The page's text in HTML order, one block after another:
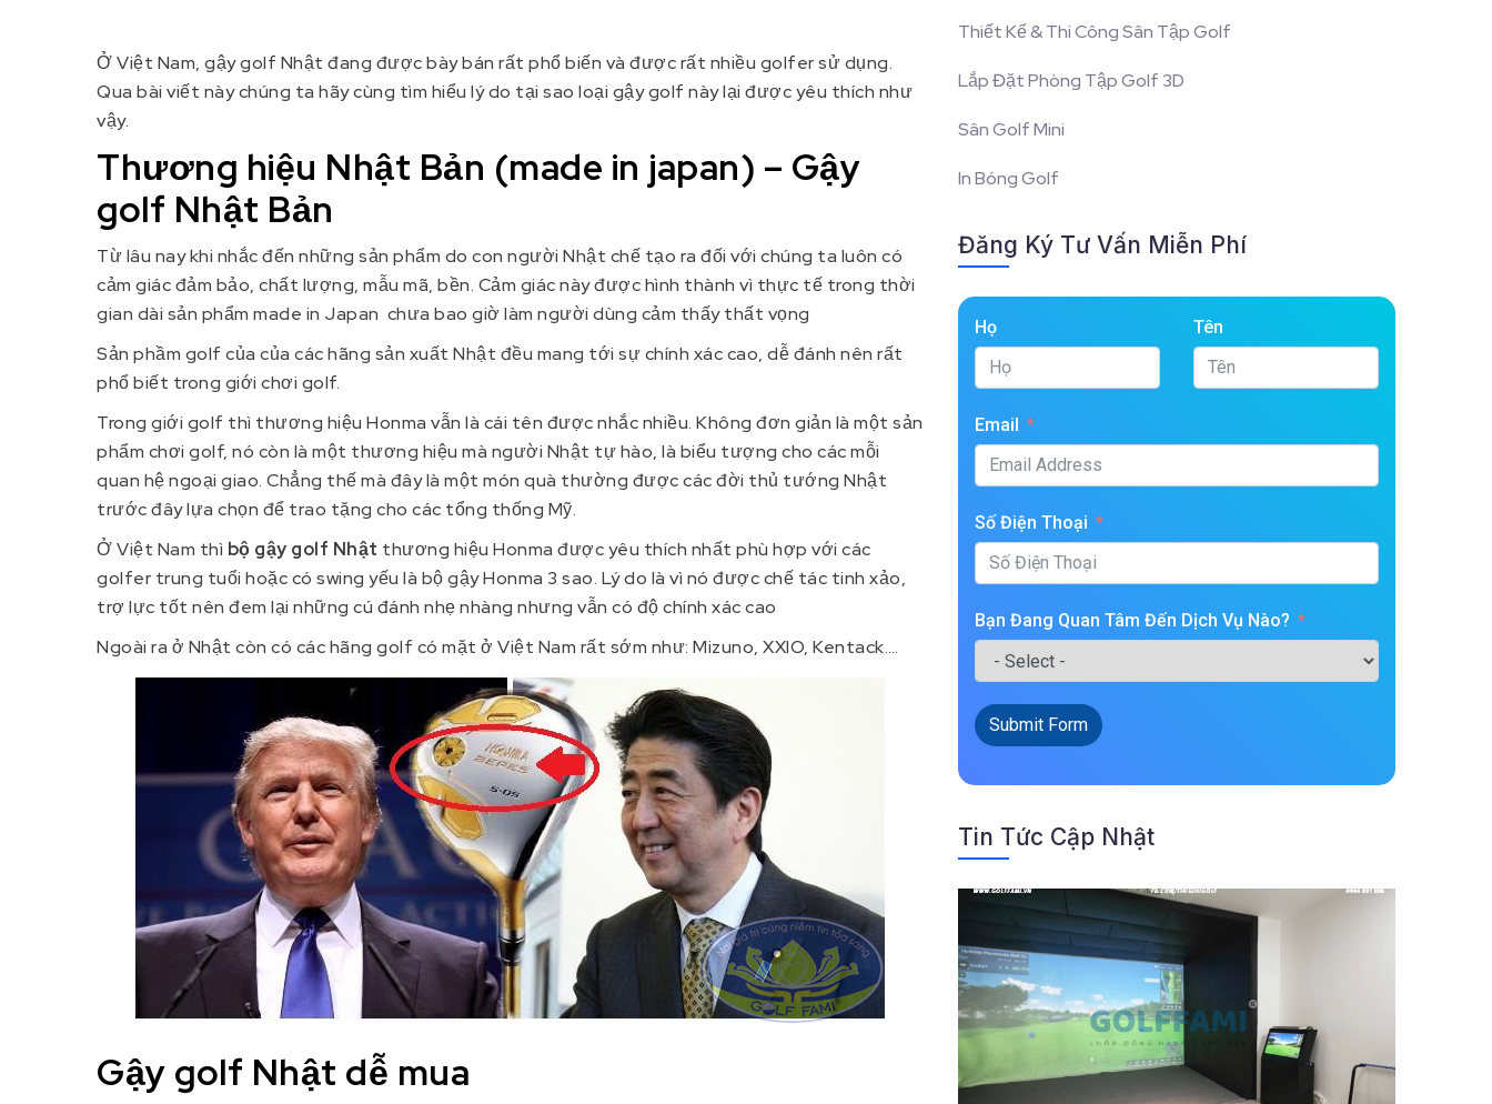
Ở Việt Nam, gậy golf Nhật đang được bày bán rất phổ biến và được rất nhiều golfer sử dụng.
Qua bài viết này chúng ta hãy cùng tìm hiểu lý do tại sao loại gậy golf này lại được yêu thích như
vậy.
Thương hiệu Nhật Bản (made in japan) – Gậy
golf Nhật Bản
Từ lâu nay khi nhắc đến những sản phẩm do con người Nhật chế tạo ra đối với chúng ta luôn có
cảm giác đảm bảo, chất lượng, mẫu mã, bền. Cảm giác này được hình thành vì thực tế trong thời
gian dài sản phẩm made in Japan chưa bao giờ làm người dùng cảm thấy thất vọng
Sản phầm golf của của các hãng sản xuất Nhật đều mang tới sự chính xác cao, dễ đánh nên rất
phổ biết trong giới chơi golf.
Trong giới golf thì thương hiệu Honma vẫn là cái tên được nhắc nhiều. Không đơn giản là một sản
phẩm chơi golf, nó còn là một thương hiệu mà người Nhật tự hào, là biểu tượng cho các mỗi
quan hệ ngoại giao. Chẳng thế mà đây là một món quà thường được các đời thủ tướng Nhật
trước đây lựa chọn để trao tặng cho các tổng thống Mỹ.
Ở Việt Nam thì bộ gậy golf Nhật thương hiệu Honma được yêu thích nhất phù hợp với các
golfer trung tuổi hoặc có swing yếu là bộ gậy Honma 3 sao. Lý do là vì nó được chế tác tinh xảo,
trợ lực tốt nên đem lại những cú đánh nhẹ nhàng nhưng vẫn có độ chính xác cao
Ngoài ra ở Nhật còn có các hãng golf có mặt ở Việt Nam rất sớm như: Mizuno, XXIO, Kentack….
Gậy golf Nhật dễ mua
Thiết Kế & Thi Công Sân Tập Golf
Lắp Đặt Phòng Tập Golf 3D
Sân Golf Mini
In Bóng Golf
Đăng Ký Tư Vấn Miễn Phí
Họ Tên
Email
Số Điện Thoại
Bạn Đang Quan Tâm Đến Dịch Vụ Nào?
Submit Form
Tin Tức Cập Nhật